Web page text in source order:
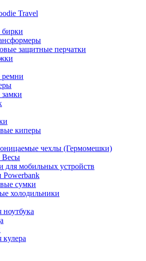
Travel
защитные перчатки
ремни
киперы
чехлы (Гермомешки)
Весы
для мобильных устройств
Powerbank
сумки
холодильники